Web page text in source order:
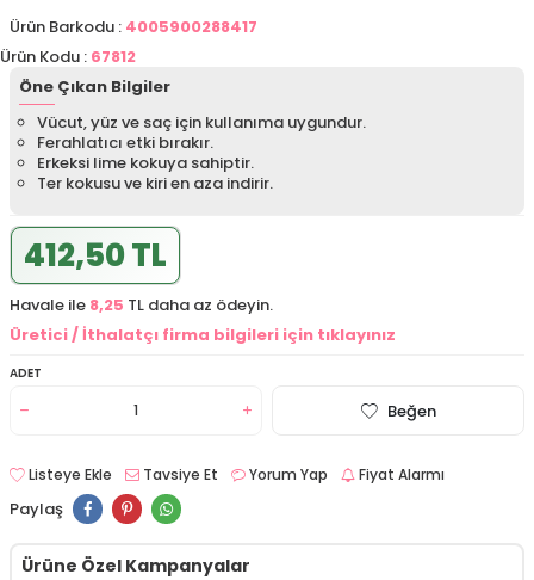
Ürün Barkodu : 4005900288417
Ürün Kodu : 67812
Öne Çıkan Bilgiler
Vücut, yüz ve saç için kullanıma uygundur.
Ferahlatıcı etki bırakır.
Erkeksi lime kokuya sahiptir.
Ter kokusu ve kiri en aza indirir.
412,50 TL
Havale ile 8,25 TL daha az ödeyin.
Üretici / İthalatçı firma bilgileri için tıklayınız
ADET
Beğen
Listeye Ekle Tavsiye Et Yorum Yap Fiyat Alarmı
Paylaş
Ürüne Özel Kampanyalar